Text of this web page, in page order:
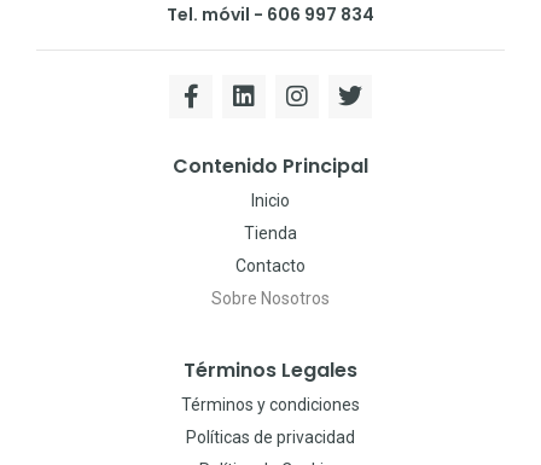
Tel. móvil - 606 997 834
Contenido Principal
Inicio
Tienda
Contacto
Sobre Nosotros
Términos Legales
Términos y condiciones
Políticas de privacidad